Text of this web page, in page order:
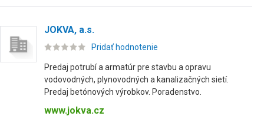
JOKVA, a.s.
Pridať hodnotenie
Predaj potrubí a armatúr pre stavbu a opravu
vodovodných, plynovodných a kanalizačných sietí.
Predaj betónových výrobkov. Poradenstvo.
www.jokva.cz